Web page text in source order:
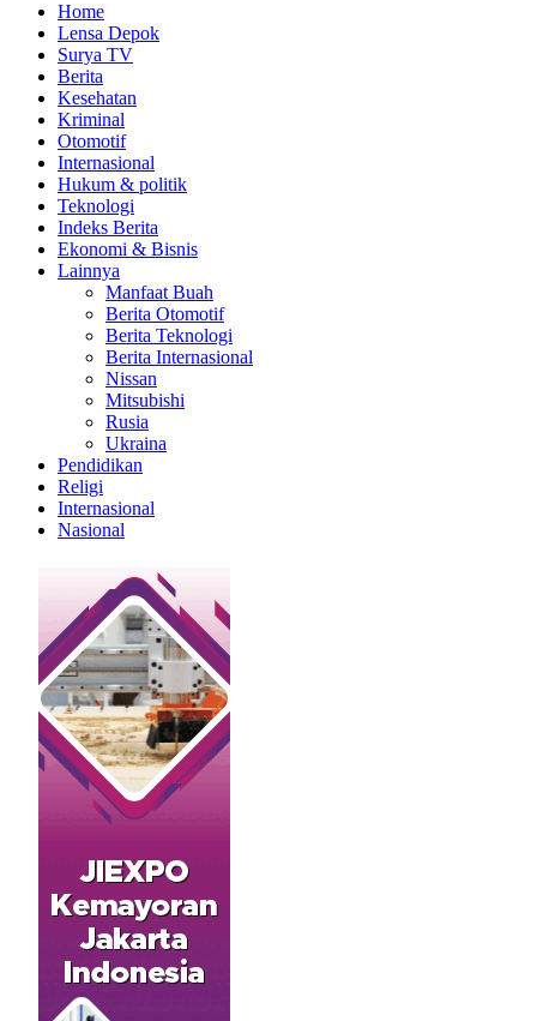
Home
Lensa Depok
Surya TV
Berita
Kesehatan
Kriminal
Otomotif
Internasional
Hukum & politik
Teknologi
Indeks Berita
Ekonomi & Bisnis
Lainnya
Manfaat Buah
Berita Otomotif
Berita Teknologi
Berita Internasional
Nissan
Mitsubishi
Rusia
Ukraina
Pendidikan
Religi
Internasional
Nasional